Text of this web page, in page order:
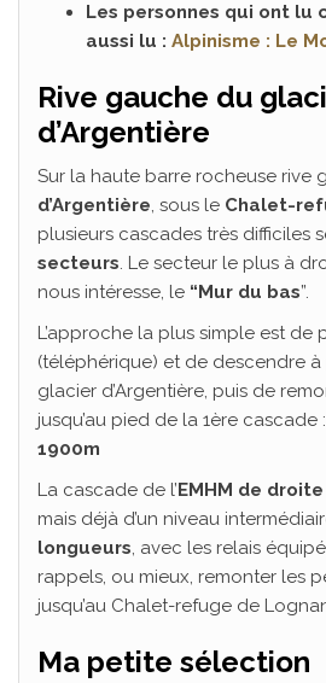
Les personnes qui ont lu
aussi lu : Alpinisme : Le
Rive gauche du
d’Argentière
Sur la haute barre rocheuse rive
d’Argentière, sous le Chalet-
plusieurs cascades très difficiles
secteurs. Le secteur le plus à
nous intéresse, le “Mur du bas”.
L’approche la plus simple est de
(téléphérique) et de descendre
glacier d’Argentière, puis de
jusqu’au pied de la 1ère cascade :
1900m
La cascade de l’EMHM de droite
mais déjà d’un niveau
longueurs, avec les relais
rappels, ou mieux, remonter les
jusqu’au Chalet-refuge de
Ma petite sélection